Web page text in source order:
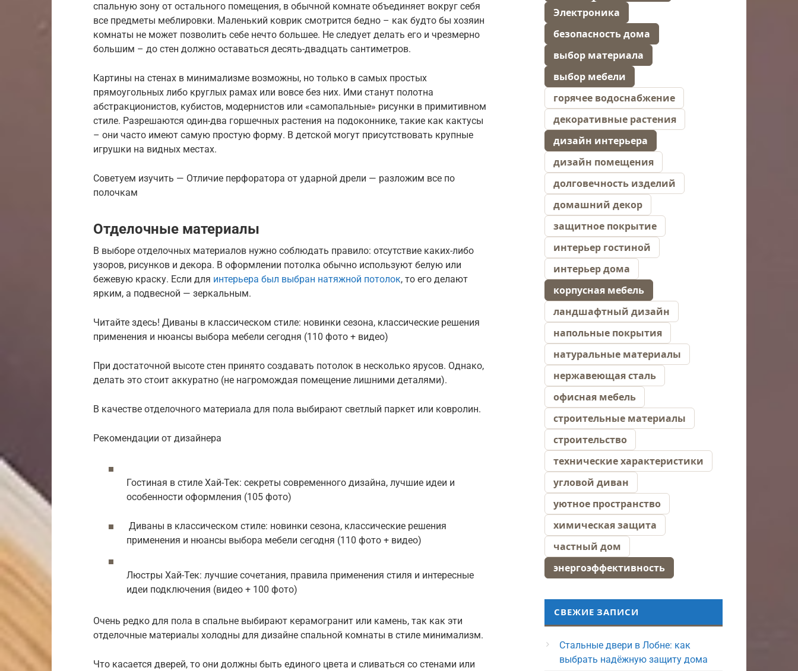
спальную зону от остального помещения, в обычной комнате объединяет вокруг себя
все предметы меблировки. Маленький коврик смотрится бедно – как будто бы хозяин
комнаты не может позволить себе нечто большее. Не следует делать его и чрезмерно
большим – до стен должно оставаться десять-двадцать сантиметров.
Картины на стенах в минимализме возможны, но только в самых простых
прямоугольных либо круглых рамах или вовсе без них. Ими станут полотна
абстракционистов, кубистов, модернистов или «самопальные» рисунки в примитивном
стиле. Разрешаются один-два горшечных растения на подоконнике, такие как кактусы
– они часто имеют самую простую форму. В детской могут присутствовать крупные
игрушки на видных местах.
Советуем изучить — Отличие перфоратора от ударной дрели — разложим все по
полочкам
Отделочные материалы
В выборе отделочных материалов нужно соблюдать правило: отсутствие каких-либо
узоров, рисунков и декора. В оформлении потолка обычно используют белую или
бежевую краску. Если для интерьера был выбран натяжной потолок, то его делают
ярким, а подвесной — зеркальным.
Читайте здесь! Диваны в классическом стиле: новинки сезона, классические решения
применения и нюансы выбора мебели сегодня (110 фото + видео)
При достаточной высоте стен принято создавать потолок в несколько ярусов. Однако,
делать это стоит аккуратно (не нагромождая помещение лишними деталями).
В качестве отделочного материала для пола выбирают светлый паркет или ковролин.
Рекомендации от дизайнера
Гостиная в стиле Хай-Тек: секреты современного дизайна, лучшие идеи и
особенности оформления (105 фото)
Диваны в классическом стиле: новинки сезона, классические решения
применения и нюансы выбора мебели сегодня (110 фото + видео)
Люстры Хай-Тек: лучшие сочетания, правила применения стиля и интересные
идеи подключения (видео + 100 фото)
Очень редко для пола в спальне выбирают керамогранит или камень, так как эти
отделочные материалы холодны для дизайне спальной комнаты в стиле минимализм.
Что касается дверей, то они должны быть единого цвета и сливаться со стенами или
Электроника
безопасность дома
выбор материала
выбор мебели
горячее водоснабжение
декоративные растения
дизайн интерьера
дизайн помещения
долговечность изделий
домашний декор
защитное покрытие
интерьер гостиной
интерьер дома
корпусная мебель
ландшафтный дизайн
напольные покрытия
натуральные материалы
нержавеющая сталь
офисная мебель
строительные материалы
строительство
технические характеристики
угловой диван
уютное пространство
химическая защита
частный дом
энергоэффективность
СВЕЖИЕ ЗАПИСИ
Стальные двери в Лобне: как
выбрать надёжную защиту дома